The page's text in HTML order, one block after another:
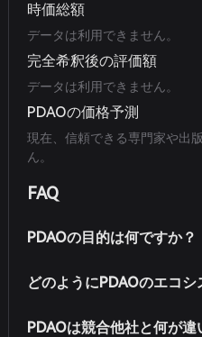
時価総額
データは利用できません。
完全希釈後の評価額
データは利用できません。
PDAOの価格予測
現在、信頼できる専門家や出
ん。
FAQ
PDAOの目的は何ですか？
どのようにPDAOのエコ
PDAOは競合他社と何が違